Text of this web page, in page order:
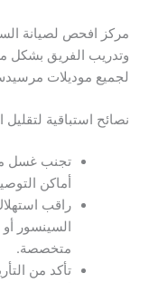
مركز افحص لصيانة
وتدريب الفريق بشكل
لجميع موديلات
نصائح استباقية لتقليل
تجنب غسل
أماكن
راقب
السينسور
متخصصة.
تأكد من